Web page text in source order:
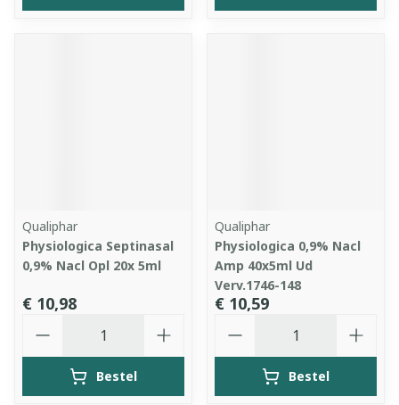
Qualiphar
Physiologica Septinasal
0,9% Nacl Opl 20x 5ml
€ 10,98
Bestel
Qualiphar
Physiologica 0,9% Nacl
Amp 40x5ml Ud
Verv.1746-148
€ 10,59
Bestel